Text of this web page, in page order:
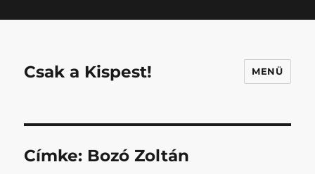
Csak a Kispest! MENÜ
Címke: Bozó Zoltán